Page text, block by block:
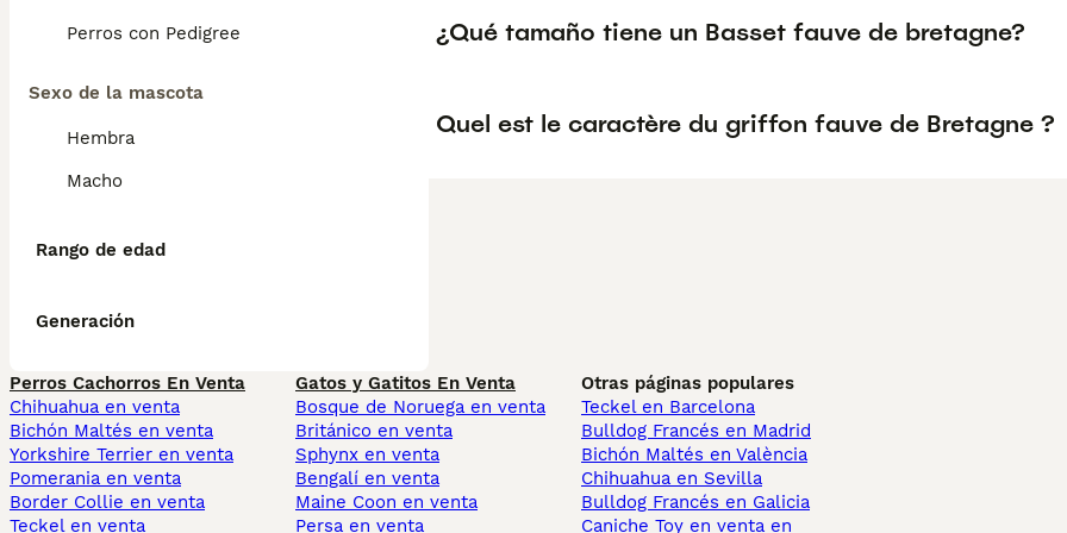
Perros con Pedigree
Sexo de la mascota
Hembra
Macho
Rango de edad
Generación
¿Qué tamaño tiene un Basset fauve de bretagne?
Quel est le caractère du griffon fauve de Bretagne ?
Perros Cachorros En Venta
Chihuahua en venta
Bichón Maltés en venta
Yorkshire Terrier en venta
Pomerania en venta
Border Collie en venta
Teckel en venta
Gatos y Gatitos En Venta
Bosque de Noruega en venta
Británico en venta
Sphynx en venta
Bengalí en venta
Maine Coon en venta
Persa en venta
Otras páginas populares
Teckel en Barcelona
Bulldog Francés en Madrid
Bichón Maltés en València
Chihuahua en Sevilla
Bulldog Francés en Galicia
Caniche Toy en venta en